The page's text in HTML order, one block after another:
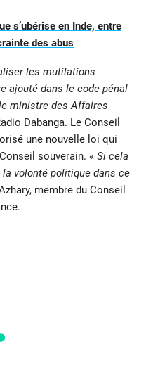
s’ubérise en Inde, entre
des abus
les mutilations
ajouté dans le code pénal
ministre des Affaires
Dabanga. Le Conseil
une nouvelle loi qui
souverain. « Si cela
la volonté politique dans ce
membre du Conseil